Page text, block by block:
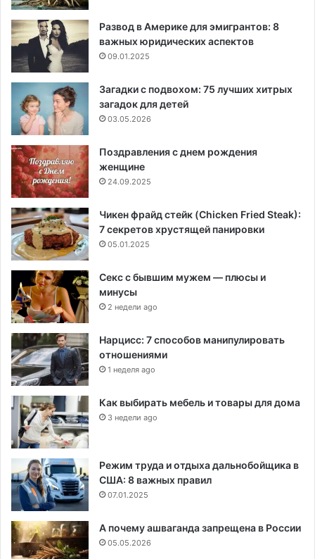
Развод в Америке для эмигрантов: 8
важных юридических аспектов
09.01.2025
Загадки с подвохом: 75 лучших хитрых
загадок для детей
03.05.2026
Поздравления с днем рождения
женщине
24.09.2025
Чикен фрайд стейк (Chicken Fried Steak):
7 секретов хрустящей панировки
05.01.2025
Секс с бывшим мужем — плюсы и
минусы
2 недели ago
Нарцисс: 7 способов манипулировать
отношениями
1 неделя ago
Как выбирать мебель и товары для дома
3 недели ago
Режим труда и отдыха дальнобойщика в
США: 8 важных правил
07.01.2025
А почему ашваганда запрещена в России
05.05.2026